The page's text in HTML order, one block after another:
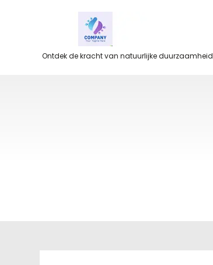
Ontdek de kracht van natuurlijke duurzaamheid